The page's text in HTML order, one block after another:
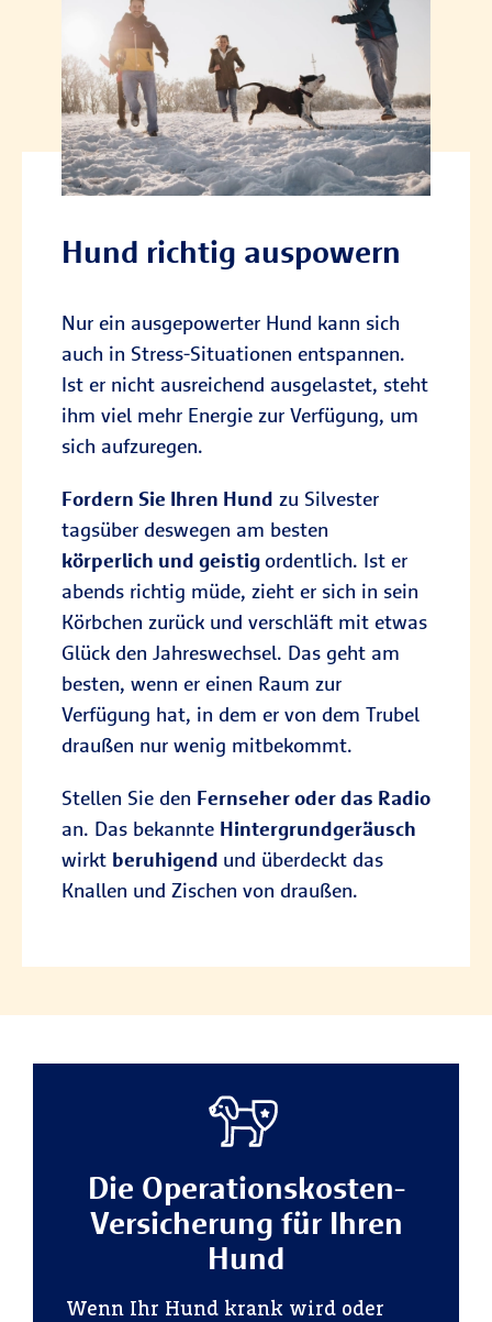
Hund richtig auspowern
Nur ein ausgepowerter Hund kann sich
auch in Stress-Situationen entspannen.
Ist er nicht ausreichend ausgelastet, steht
ihm viel mehr Energie zur Verfügung, um
sich aufzuregen.
Fordern Sie Ihren Hund zu Silvester
tagsüber deswegen am besten
körperlich und geistigordentlich. Ist er
abends richtig müde, zieht er sich in sein
Körbchen zurück und verschläft mit etwas
Glück den Jahreswechsel. Das geht am
besten, wenn er einen Raum zur
Verfügung hat, in dem er von dem Trubel
draußen nur wenig mitbekommt.
Stellen Sie den Fernseher oder das Radio
an. Das bekannte Hintergrundgeräusch
wirkt beruhigend und überdeckt das
Knallen und Zischen von draußen.
Die Operationskosten-
Versicherung für Ihren
Hund
Wenn Ihr Hund krank wird oder